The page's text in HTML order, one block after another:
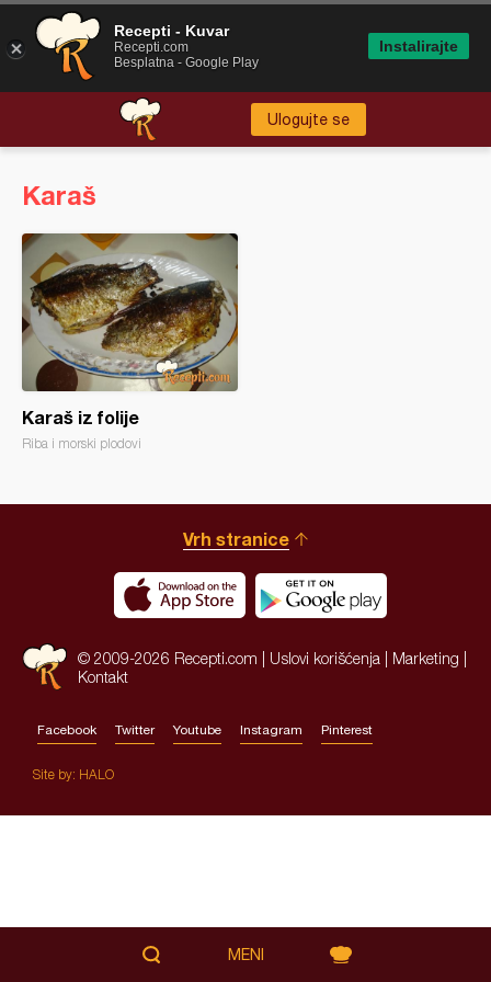
Ulogujte se
Karaš
Karaš iz folije
Riba i morski plodovi
Vrh stranice
© 2009-2026 Recepti.com | Uslovi korišćenja Marketing
Kontakt
Facebook Twitter Youtube Instagram Pinterest
Site by: HALO
Recepti - Kuvar
Recepti.com
Besplatna - Google Play
Instalirajte